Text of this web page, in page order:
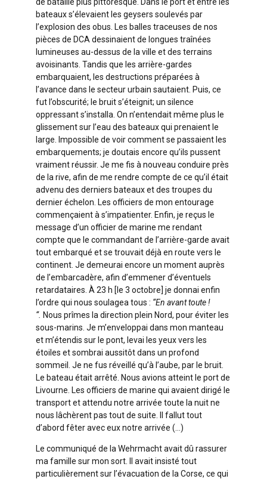
bateaux s’élevaient les geysers soulevés par
l’explosion des obus. Les balles traceuses de nos
pièces de DCA dessinaient de longues traînées
lumineuses au-dessus de la ville et des terrains
avoisinants. Tandis que les arrière-gardes
embarquaient, les destructions préparées à
l’avance dans le secteur urbain sautaient. Puis, ce
fut l’obscurité; le bruit s’éteignit; un silence
oppressant s’installa. On n’entendait même plus le
glissement sur l’eau des bateaux qui prenaient le
large. Impossible de voir comment se passaient les
embarquements; je doutais encore qu’ils pussent
vraiment réussir. Je me fis à nouveau conduire près
de la rive, afin de me rendre compte de ce qu’il était
advenu des derniers bateaux et des troupes du
dernier échelon. Les officiers de mon entourage
commençaient à s’impatienter. Enfin, je reçus le
message d’un officier de marine me rendant
compte que le commandant de l’arrière-garde avait
tout embarqué et se trouvait déjà en route vers le
continent. Je demeurai encore un moment auprès
de l’embarcadère, afin d’emmener d’éventuels
retardataires. À 23 h [le 3 octobre] je donnai enfin
l’ordre qui nous soulagea tous : “En avant toute !
“. Nous prîmes la direction plein Nord, pour éviter les
sous-marins. Je m’enveloppai dans mon manteau
et m’étendis sur le pont, levai les yeux vers les
étoiles et sombrai aussitôt dans un profond
sommeil. Je ne fus réveillé qu’à l’aube, par le bruit.
Le bateau était arrêté. Nous avions atteint le port de
Livourne. Les officiers de marine qui avaient dirigé le
transport et attendu notre arrivée toute la nuit ne
nous lâchèrent pas tout de suite. Il fallut tout
d’abord fêter avec eux notre arrivée (…)
Le communiqué de la Wehrmacht avait dû rassurer
ma famille sur mon sort. Il avait insisté tout
particulièrement sur l’évacuation de la Corse, ce qui